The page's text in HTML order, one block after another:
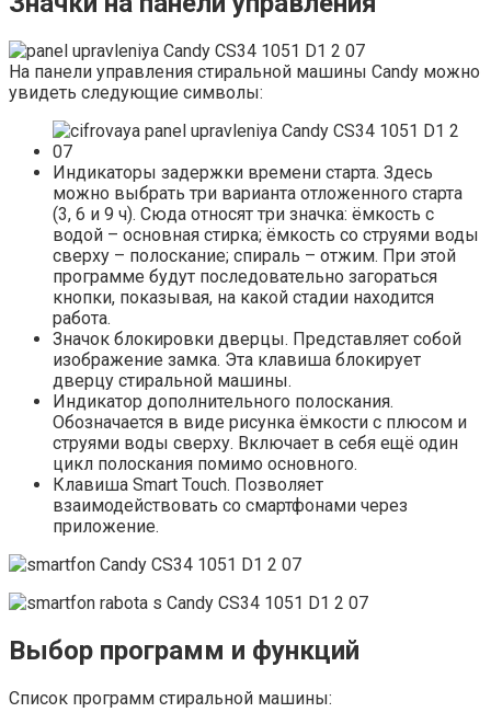
На панели управления стиральной машины Candy можно
увидеть следующие символы:
Индикаторы задержки времени старта. Здесь
можно выбрать три варианта отложенного старта
(3, 6 и 9 ч). Сюда относят три значка: ёмкость с
водой – основная стирка; ёмкость со струями воды
сверху – полоскание; спираль – отжим. При этой
программе будут последовательно загораться
кнопки, показывая, на какой стадии находится
работа.
Значок блокировки дверцы. Представляет собой
изображение замка. Эта клавиша блокирует
дверцу стиральной машины.
Индикатор дополнительного полоскания.
Обозначается в виде рисунка ёмкости с плюсом и
струями воды сверху. Включает в себя ещё один
цикл полоскания помимо основного.
Клавиша Smart Touch. Позволяет
взаимодействовать со смартфонами через
приложение.
Выбор программ и функций
Список программ стиральной машины: